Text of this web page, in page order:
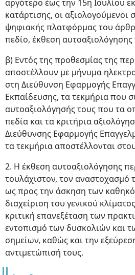
αργότερο έως την 15η Ιουλίου
κατάρτισης, οι
ψηφιακής πλατφόρμας του
πεδίο, έκθεση
β) Εντός της προθεσμίας της
αποστέλλουν με μήνυμα
στη Διεύθυνση Εφαρμογής
Εκπαίδευσης, τα τεκμήρια που
αυτοαξιολόγησής τους που τα
πεδία και τα κριτήρια
Διεύθυνσης Εφαρμογής
τα τεκμήρια αποστέλλονται
2. Η έκθεση αυτοαξιολόγησης
τουλάχιστον, τον αναστοχασμό
ως προς την άσκηση των
διαχείριση του γενικού
κριτική επανεξέταση των
εντοπισμό των δυσκολιών και
σημείων, καθώς και την
αντιμετώπισή τους.